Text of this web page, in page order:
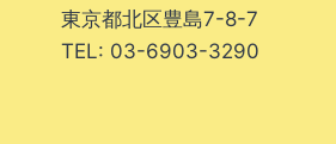
東京都北区豊島7-8-7
TEL: 03-6903-3290